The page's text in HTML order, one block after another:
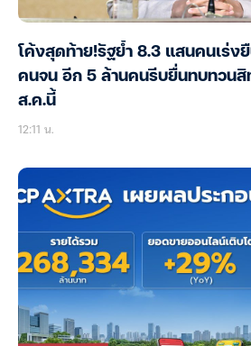
โค้งสุดท้าย!รัฐย้ำ 8.3 แสนคนเร่ง
คนจน อีก 5 ล้านคนรีบยื่นทบทวนสิ
ส.ค.นี้
12:11 น.